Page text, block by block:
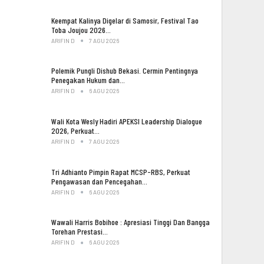
Keempat Kalinya Digelar di Samosir, Festival Tao
Toba Joujou 2026…
ARIFIN D 7 AGU 2026
Polemik Pungli Dishub Bekasi. Cermin Pentingnya
Penegakan Hukum dan…
ARIFIN D 6 AGU 2026
Wali Kota Wesly Hadiri APEKSI Leadership Dialogue
2026, Perkuat…
ARIFIN D 7 AGU 2026
Tri Adhianto Pimpin Rapat MCSP-RBS, Perkuat
Pengawasan dan Pencegahan…
ARIFIN D 6 AGU 2026
Wawali Harris Bobihoe : Apresiasi Tinggi Dan Bangga
Torehan Prestasi…
ARIFIN D 6 AGU 2026